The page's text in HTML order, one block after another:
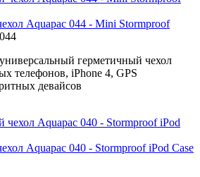
Aquapac 044 - Mini Stormproof
герметичный чехол
телефонов, iPhone 4, GPS
девайсов
Aquapac 040 - Stormproof iPod Case